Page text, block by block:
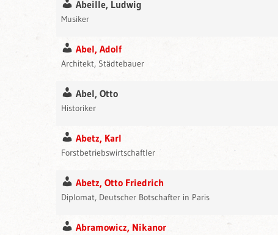
Abeille, Ludwig
Musiker
Abel, Adolf
Architekt, Städtebauer
Abel, Otto
Historiker
Abetz, Karl
Forstbetriebswirtschaftler
Abetz, Otto Friedrich
Diplomat, Deutscher Botschafter in Paris
Abramowicz, Nikanor